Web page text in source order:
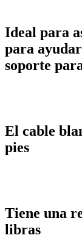
Ideal para
para
soporte
El cable
pies
Tiene una
libras